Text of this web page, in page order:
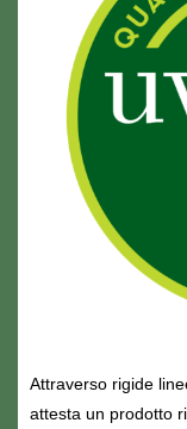
Attraverso rigide
attesta un prodotto